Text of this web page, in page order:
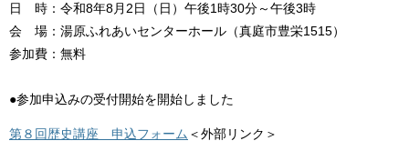
日 時：令和8年8月2日（日）午後1時30分～午後3時
会 場：湯原ふれあいセンターホール（真庭市豊栄1515）
参加費：無料
●参加申込みの受付開始を開始しました
第８回歴史講座 申込フォーム ＜外部リンク＞